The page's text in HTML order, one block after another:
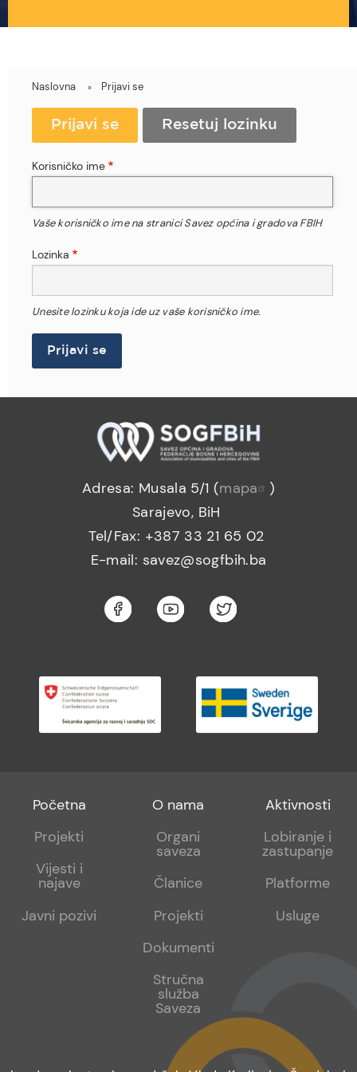
You
are
here
Naslovna Prijavi se
Primary
tabs
Prijavi se (aktivni
tab)
Resetuj lozinku
Korisničko ime
Vaše korisničko ime na stranici Savez općina i gradova FBIH
Lozinka
Unesite lozinku koja ide uz vaše korisničko ime.
Adresa: Musala 5/1 (mapa
)
Sarajevo, BiH
Tel/Fax: +387 33 21 65 02
E-mail: savez@sogfbih.ba
Footer
menu
Početna
Projekti
Vijesti i
najave
Javni pozivi
Footer
sub
O nama
Organi
saveza
Članice
Projekti
Dokumenti
Stručna
služba
Saveza
Footer
sub
Aktivnosti
Lobiranje i
zastupanje
Platforme
Usluge